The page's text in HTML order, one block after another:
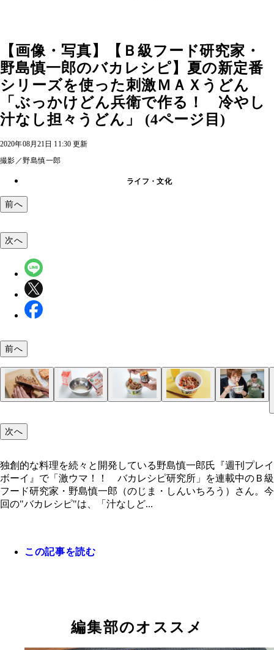
【画像・写真】【Ｂ級フード研究家・
野島慎一郎のバカレシピ】夏の新定番
シリーズを使った刺激ＭＡＸうどん
「ぶっかけどん兵衛で作る！ 冷やし
汁なし担々うどん」 (4ページ目)
2020年08月21日 11:30 更新
撮影／野島慎一郎
ライフ・文化
前へ
（１）切る！ マクドナルドのてりやきマックバ
（２）タレ！ どん兵衛冷しぶっかけうどんの液
（３）盛りつけ！ どん兵衛冷しぶっかけうどん
（４）完成！「ぶっかけどん兵衛で作る！ 冷や
（５）激ウマ！ 全体をよくかき混ぜたら豪快に
独創的な料理を続々と開発している野島慎一郎氏
次へ
前へ
次へ
独創的な料理を続々と開発している野島慎一郎氏『週刊プレイ
ボーイ』で「激ウマ！！ バカレシピ研究所」を連載中のＢ級
フード研究家・野島慎一郎（のじま・しんいちろう）さん。今
回の"バカレシピ"は、「汁なしど...
この記事を読む
編集部のオススメ